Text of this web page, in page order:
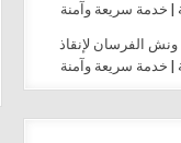
ونش الفرسان لإنقاذ